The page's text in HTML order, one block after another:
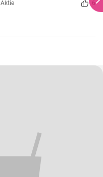
Aktie 6